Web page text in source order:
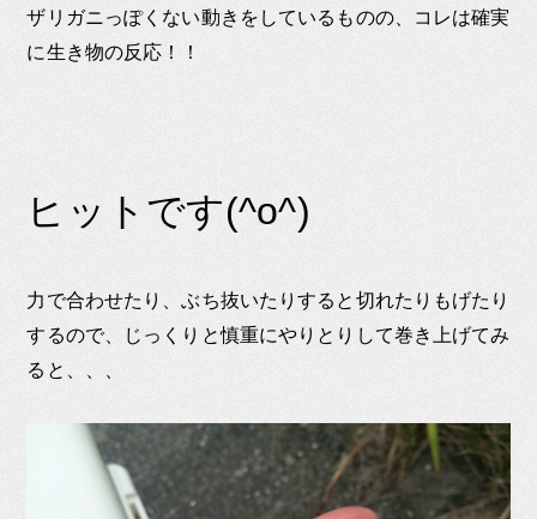
ザリガニっぽくない動きをしているものの、コレは確実
に生き物の反応！！
ヒットです(^o^)
力で合わせたり、ぶち抜いたりすると切れたりもげたり
するので、じっくりと慎重にやりとりして巻き上げてみ
ると、、、